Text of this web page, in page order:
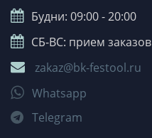
Будни: 09:00 - 20:00
СБ-ВС: прием заказов
zakaz@bk-festool.ru
Whatsapp
Telegram